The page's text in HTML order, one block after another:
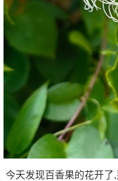
今天发现百香果的花开